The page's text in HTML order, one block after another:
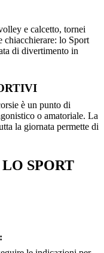
e calcetto, tornei
chiacchierare: lo Sport
di divertimento in
è un punto di
o amatoriale. La
la giornata permette di
SPORT